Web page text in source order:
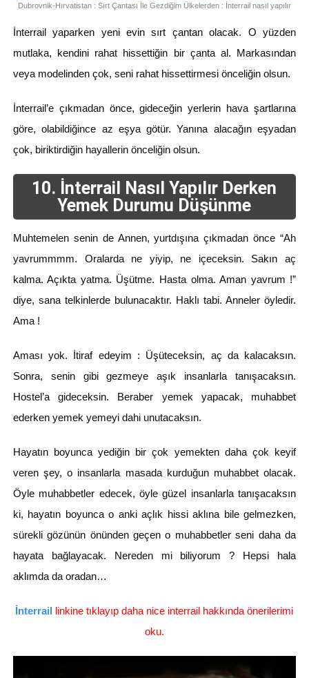
Dubrovnik-Hırvatistan : Sırt Çantası İle Gezdiğim Ülkelerden : İnterrail nasıl yapılır
İnterrail yaparken yeni evin sırt çantan olacak. O yüzden
mutlaka, kendini rahat hissettiğin bir çanta al. Markasından
veya modelinden çok, seni rahat hissettirmesi önceliğin olsun.
İnterrail’e çıkmadan önce, gideceğin yerlerin hava şartlarına
göre, olabildiğince az eşya götür. Yanına alacağın eşyadan
çok, biriktirdiğin hayallerin önceliğin olsun.
10. İnterrail Nasıl Yapılır Derken
Yemek Durumu Düşünme
Muhtemelen senin de Annen, yurtdışına çıkmadan önce “Ah
yavrummmm. Oralarda ne yiyip, ne içeceksin. Sakın aç
kalma. Açıkta yatma. Üşütme. Hasta olma. Aman yavrum !”
diye, sana telkinlerde bulunacaktır. Haklı tabi. Anneler öyledir.
Ama !
Aması yok. İtiraf edeyim : Üşüteceksin, aç da kalacaksın.
Sonra, senin gibi gezmeye aşık insanlarla tanışacaksın.
Hostel’a gideceksin. Beraber yemek yapacak, muhabbet
ederken yemek yemeyi dahi unutacaksın.
Hayatın boyunca yediğin bir çok yemekten daha çok keyif
veren şey, o insanlarla masada kurduğun muhabbet olacak.
Öyle muhabbetler edecek, öyle güzel insanlarla tanışacaksın
ki, hayatın boyunca o anki açlık hissi aklına bile gelmezken,
sürekli gözünün önünden geçen o muhabbetler seni daha da
hayata bağlayacak. Nereden mi biliyorum ? Hepsi hala
aklımda da oradan…
İnterrail linkine tıklayıp daha nice interrail hakkında önerilerimi
oku.